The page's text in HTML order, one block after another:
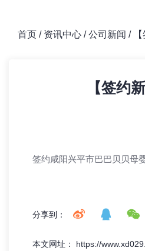
首页 / 资讯中心 /公司新闻 /
【签约
签约咸阳兴平市巴巴贝贝母
分享到：
本文网址： https://
热烈祝贺 【兄弟网络】